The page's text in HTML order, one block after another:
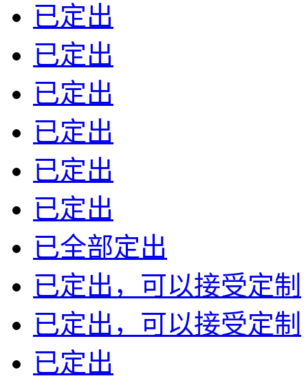
已定出
已定出
已定出
已定出
已定出
已定出
已全部定出
已定出，可以接受定制
已定出，可以接受定制
已定出